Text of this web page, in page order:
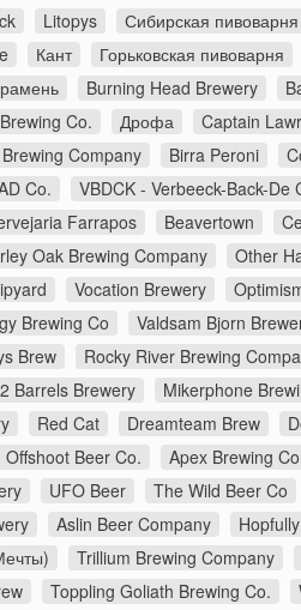
Litopys Сибирская
Кант Горьковская пивоварня
Burning Head Brewery
Co. Дрофа Captain
Company Birra Peroni
Co. VBDCK - Verbeeck-Back-De
Farrapos Beavertown
Oak Brewing Company Other
Vocation Brewery
Brewing Co Valdsam Bjorn
Brew Rocky River Brewing
2 Barrels Brewery Mikerphone
Red Cat Dreamteam Brew
Offshoot Beer Co. Apex Brewing
UFO Beer The Wild Beer Co
Aslin Beer Company
Trillium Brewing Company
Toppling Goliath Brewing Co.